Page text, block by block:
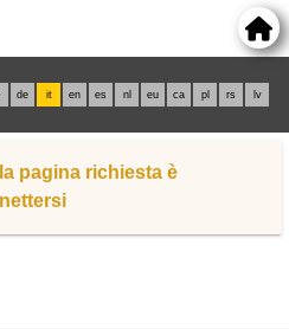
de it en es nl eu ca pl rs lv
pagina richiesta è